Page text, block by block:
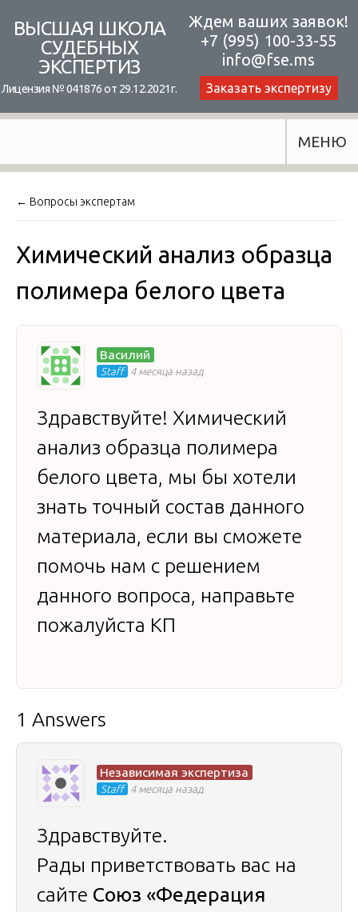
content
ВЫСШАЯ ШКОЛА
СУДЕБНЫХ
ЭКСПЕРТИЗ
Лицензия № 041876 от 29.12.2021г.
Ждем ваших заявок!
+7 (995) 100-33-55
info@fse.ms
Заказать экспертизу
МЕНЮ
← Вопросы экспертам
Химический анализ образца
полимера белого цвета
Василий
Staff 4 месяца назад
Здравствуйте! Химический
анализ образца полимера
белого цвета, мы бы хотели
знать точный состав данного
материала, если вы сможете
помочь нам с решением
данного вопроса, направьте
пожалуйста КП
1 Answers
Независимая экспертиза
Staff 4 месяца назад
Здравствуйте.
Рады приветствовать вас на
сайте Союз «Федерация